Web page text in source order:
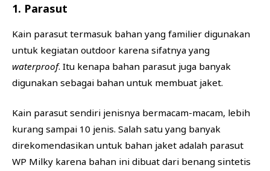
1. Parasut
Kain parasut termasuk bahan yang familier digunakan
untuk kegiatan outdoor karena sifatnya yang
waterproof. Itu kenapa bahan parasut juga banyak
digunakan sebagai bahan untuk membuat jaket.
Kain parasut sendiri jenisnya bermacam-macam, lebih
kurang sampai 10 jenis. Salah satu yang banyak
direkomendasikan untuk bahan jaket adalah parasut
WP Milky karena bahan ini dibuat dari benang sintetis